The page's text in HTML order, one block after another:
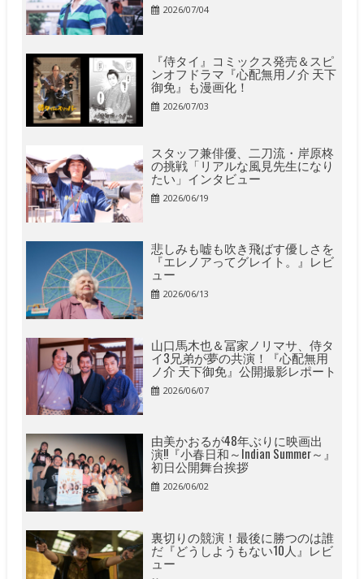
2026/07/04
『侍タイ』コミックス発売＆スピ
ンオフドラマ『心配無用ノ介 天下
御免』も漫画化！
2026/07/03
スタッフ兼俳優、二刀流・岸原柊
の挑戦「リアルな風見先生になり
たい」インタビュー
2026/06/19
悲しみも嘘も吹き飛ばす優しさを
『エレノアってグレイト。』レビ
ュー
2026/06/13
山口馬木也＆冨家ノリマサ、侍タ
イ3兄弟が夢の共演！『心配無用
ノ介 天下御免』公開撮影レポート
2026/06/07
由美かおるが48年ぶりに映画出
演!!『小春日和～Indian Summer～』
初日公開舞台挨拶
2026/06/02
裏切りの競演！最後に勝つのは誰
だ『どうしようもない10人』レビ
ュー